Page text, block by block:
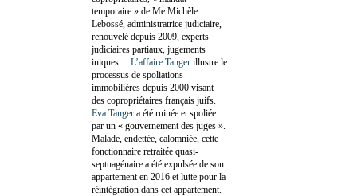
temporaire » de Me Michèle
Lebossé, administratrice judiciaire,
renouvelé depuis 2009, experts
judiciaires partiaux, jugements
iniques… L’affaire Tanger illustre le
processus de spoliations
immobilières depuis 2000 visant
des copropriétaires français juifs.
Eva Tanger a été ruinée et spoliée
par un « gouvernement des juges ».
Malade, endettée, calomniée, cette
fonctionnaire retraitée quasi-
septuagénaire a été expulsée de son
appartement en 2016 et lutte pour la
réintégration dans cet appartement.